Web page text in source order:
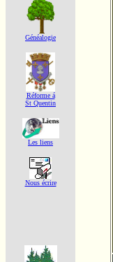
Généalogie
Réforme á
St Quentin
Les liens
Nous écrire